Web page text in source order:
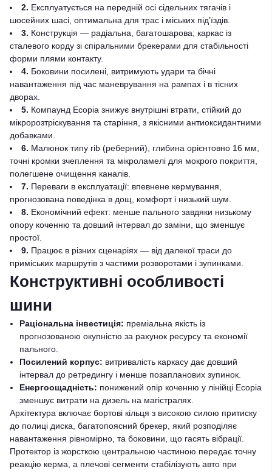
2. Експлуатується на передній осі сідельних тягачів і
шосейних шасі, оптимальна для трас і міських під’їздів.
3. Конструкція — радіальна, багатошарова; каркас із
сталевого корду зі спіральними брекерами для стабільності
форми плями контакту.
4. Боковини посилені, витримують удари та бічні
навантаження під час маневрування на рампах і в тісних
дворах.
5. Компаунд Ecopia знижує внутрішні втрати, стійкий до
мікророзтріскування та старіння, з якісними антиоксидантними
добавками.
6. Малюнок типу rib (реберний), глибина орієнтовно 16 мм,
точні кромки зчеплення та мікроламелі для мокрого покриття,
полегшене очищення каналів.
7. Переваги в експлуатації: впевнене кермування,
прогнозована поведінка в дощ, комфорт і низький шум.
8. Економічний ефект: менше пального завдяки низькому
опору коченню та довший інтервал до заміни, що зменшує
простої.
9. Працює в різних сценаріях — від далекої траси до
приміських маршрутів з частими розворотами і зупинками.
Конструктивні особливості
шини
Раціональна інвестиція: преміальна якість із
прогнозованою окупністю за рахунок ресурсу та економії
пального.
Посилений корпус: витривалість каркасу дає довший
інтервал до ретредингу і менше позапланових зупинок.
Енергоощадність: понижений опір коченню у лінійці Ecopia
зменшує витрати на дизель на магістралях.
Архітектура включає бортові кільця з високою силою притиску
до полиці диска, багатопоясний брекер, який розподіляє
навантаження рівномірно, та боковини, що гасять вібрації.
Протектор із жорсткою центральною частиною передає точну
реакцію керма, а плечові сегменти стабілізують авто при